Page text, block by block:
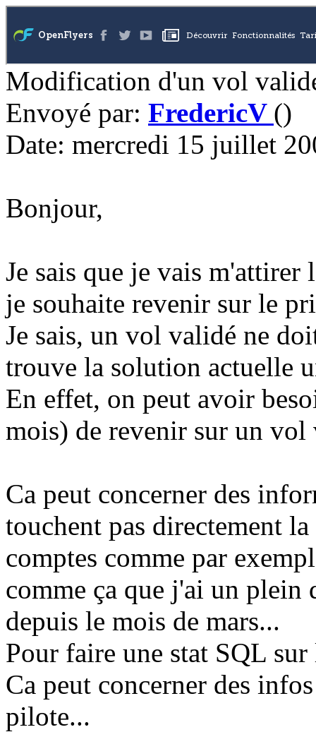
Modification d'un vol
Envoyé par: FredericV ()
Date: mercredi 15 juillet
Bonjour,
Je sais que je vais m'attirer
je souhaite revenir sur le
Je sais, un vol validé ne
trouve la solution actuelle
En effet, on peut avoir
mois) de revenir sur un vol
Ca peut concerner des
touchent pas directement
comptes comme par
comme ça que j'ai un plein
depuis le mois de mars...
Pour faire une stat SQL
Ca peut concerner des
pilote...